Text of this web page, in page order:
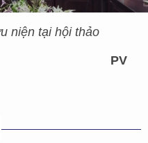
niện tại hội thảo
PV